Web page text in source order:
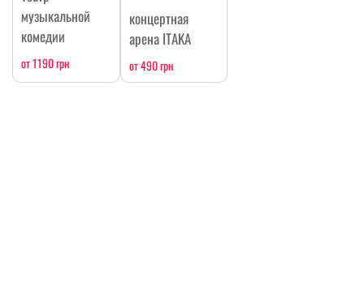
музыкальной
комедии
от 1190 грн
концертная
арена ITAKA
от 490 грн